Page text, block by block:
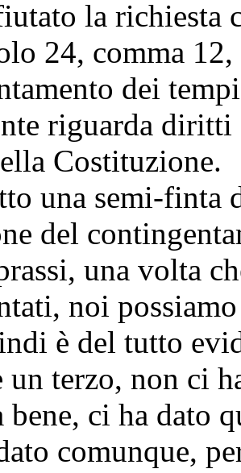
la richiesta
24, comma
dei
riguarda
Costituzione.
una semi-finta
del
una volta
noi
è del tutto
un terzo, non ci
bene, ci ha dato
comunque,